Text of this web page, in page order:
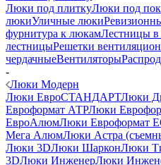
Люки под плиткуЛюки под
люкиУличные люки
фурнитура к люкамЛестницы в
лестницыРешетки
чердачныеВентиляторы
-
Люки Модерн
Люки ЕвроСТАНДАРТЛюки
Евроформат АТРЛюки
ЕвроАлюмЛюки Евроформат
Мега АлюмЛюки Астра
Люки 3DЛюки ШарконЛюки
3DЛюки ИнженерЛюки